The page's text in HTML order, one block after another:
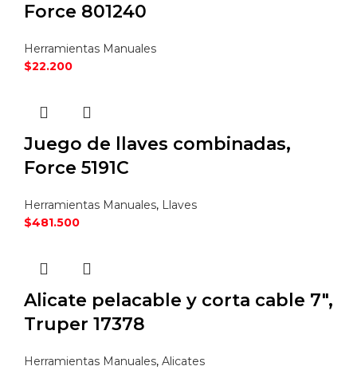
Force 801240
Herramientas Manuales
$22.200
Juego de llaves combinadas,
Force 5191C
Herramientas Manuales, Llaves
$481.500
Alicate pelacable y corta cable 7″,
Truper 17378
Herramientas Manuales, Alicates